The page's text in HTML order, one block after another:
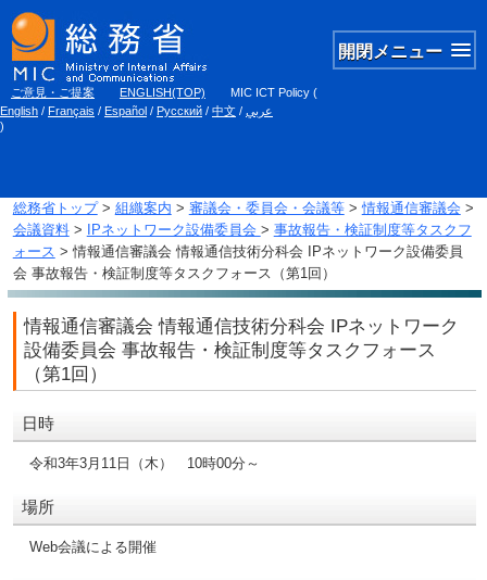
開閉メニュー
ご意見・ご提案 ENGLISH(TOP) MIC ICT Policy (
English / Français / Español / Русский / 中文 / عربي
)
総務省トップ> 組織案内 > 審議会・委員会・会議等>情報通信審議会 >
会議資料> IPネットワーク設備委員会 > 事故報告・検証制度等タスクフ
ォース > 情報通信審議会 情報通信技術分科会 IPネットワーク設備委員
会 事故報告・検証制度等タスクフォース（第1回）
情報通信審議会 情報通信技術分科会 IPネットワーク
設備委員会 事故報告・検証制度等タスクフォース
（第1回）
日時
令和3年3月11日（木） 10時00分～
場所
Web会議による開催